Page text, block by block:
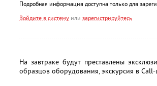
Подробная информация доступна только для
Войдите в систему или зарегистрируйтесь
На завтраке будут преставлены
образцов оборудования, экскурсия в